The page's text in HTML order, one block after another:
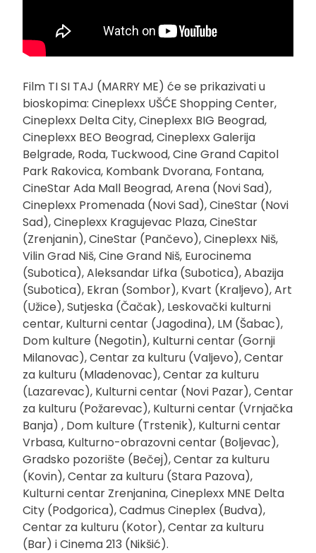
Film TI SI TAJ (MARRY ME) će se prikazivati u
bioskopima: Cineplexx UŠĆE Shopping Center,
Cineplexx Delta City, Cineplexx BIG Beograd,
Cineplexx BEO Beograd, Cineplexx Galerija
Belgrade, Roda, Tuckwood, Cine Grand Capitol
Park Rakovica, Kombank Dvorana, Fontana,
CineStar Ada Mall Beograd, Arena (Novi Sad),
Cineplexx Promenada (Novi Sad), CineStar (Novi
Sad), Cineplexx Kragujevac Plaza, CineStar
(Zrenjanin), CineStar (Pančevo), Cineplexx Niš,
Vilin Grad Niš, Cine Grand Niš, Eurocinema
(Subotica), Aleksandar Lifka (Subotica), Abazija
(Subotica), Ekran (Sombor), Kvart (Kraljevo), Art
(Užice), Sutjeska (Čačak), Leskovački kulturni
centar, Kulturni centar (Jagodina), LM (Šabac),
Dom kulture (Negotin), Kulturni centar (Gornji
Milanovac), Centar za kulturu (Valjevo), Centar
za kulturu (Mladenovac), Centar za kulturu
(Lazarevac), Kulturni centar (Novi Pazar), Centar
za kulturu (Požarevac), Kulturni centar (Vrnjačka
Banja) , Dom kulture (Trstenik), Kulturni centar
Vrbasa, Kulturno-obrazovni centar (Boljevac),
Gradsko pozorište (Bečej), Centar za kulturu
(Kovin), Centar za kulturu (Stara Pazova),
Kulturni centar Zrenjanina, Cineplexx MNE Delta
City (Podgorica), Cadmus Cineplex (Budva),
Centar za kulturu (Kotor), Centar za kulturu
(Bar) i Cinema 213 (Nikšić).